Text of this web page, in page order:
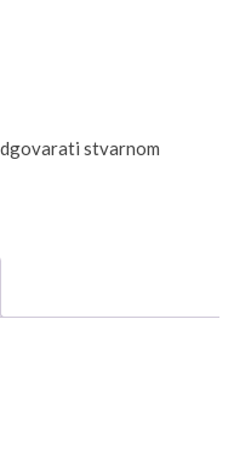
stvarnom